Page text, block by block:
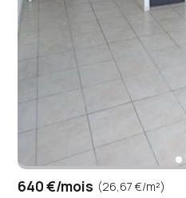
640 €/mois (26,67 €/m²)